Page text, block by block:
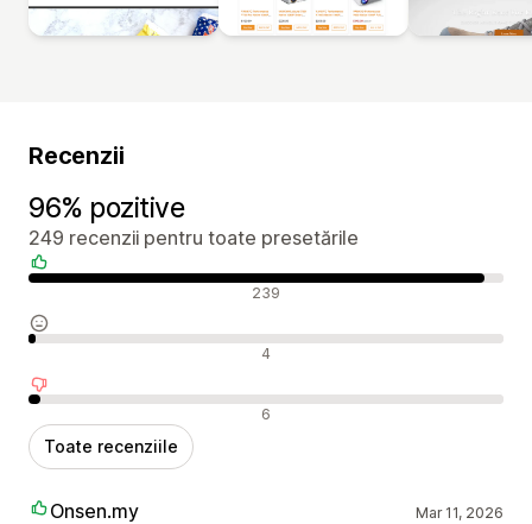
Recenzii
96% pozitive
249 recenzii pentru toate presetările
Recenzii pozitive 239
Recenzii neutre 4
Recenzii negative 6
Toate recenziile
Onsen.my Mar 11, 2026